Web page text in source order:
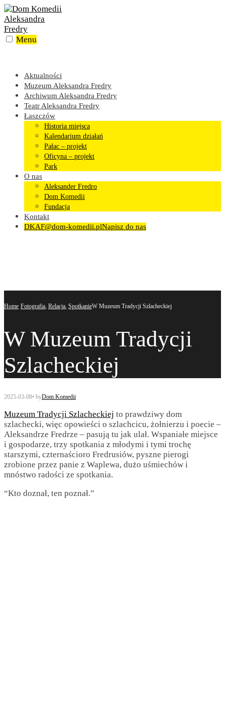
Skip
to
content
Menu
Aktualności
Muzeum Aleksandra Fredry
Archiwum Aleksandra Fredry
Teatr Aleksandra Fredry
Łaszczów
Historia miejsca
Kalendarium działań
Pałac – projekt
Oficyna – projekt
Park
O nas
Aleksander Fredro
Dom Komedii
Fundacja
Kontakt
DKAF@dom-komedii.plNapisz do nas
Home Fotografia, Relacja, SpotkanieW Muzeum Tradycji Szlacheckiej
W Muzeum Tradycji
Szlacheckiej
2025-03-08• byDom Komedii
Muzeum Tradycji Szlacheckiej to prawdziwy dom
szlachecki, więc opowieści o szlachcicu, żołnierzu i poecie –
Aleksandrze Fredrze – pasują tu jak ulał. Wspaniałe miejsce
i gospodarze, trzy spotkania z młodymi i tymi trochę
starszymi, czternaścioro Fredrusiów, pyszne pierogi
zrobione przez panie z Waplewa, dużo uśmiechów i
mnóstwo radości ze spotkania.
“Kto doznał, ten poznał.”